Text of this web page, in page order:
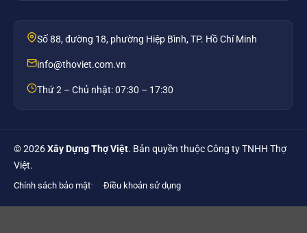
Số 88, đường 18, phường Hiệp Bình, TP. Hồ Chí Minh
info@thoviet.com.vn
Thứ 2 – Chủ nhật: 07:30 – 17:30
©2026Xây Dựng Thợ Việt. Bản quyền thuộc Công ty TNHH Thợ
Việt.
Chính sách bảo mật Điều khoản sử dụng